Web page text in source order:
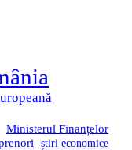
Ministerul Finanțelor
știri economice